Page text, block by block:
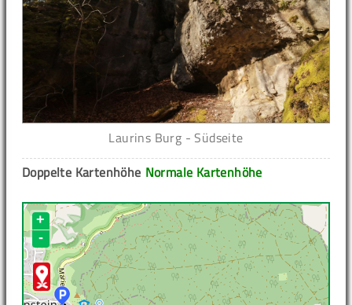
Laurins Burg - Südseite
Normale Kartenhöhe
Doppelte Kartenhöhe
+
-